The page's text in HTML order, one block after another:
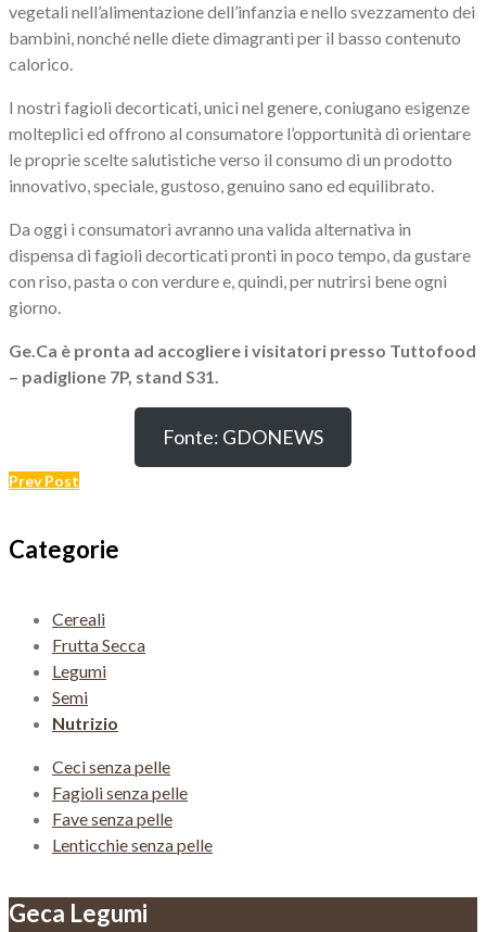
vegetali nell’alimentazione dell’infanzia e nello svezzamento dei
bambini, nonché nelle diete dimagranti per il basso contenuto
calorico.
I nostri fagioli decorticati, unici nel genere, coniugano esigenze
molteplici ed offrono al consumatore l’opportunità di orientare
le proprie scelte salutistiche verso il consumo di un prodotto
innovativo, speciale, gustoso, genuino sano ed equilibrato.
Da oggi i consumatori avranno una valida alternativa in
dispensa di fagioli decorticati pronti in poco tempo, da gustare
con riso, pasta o con verdure e, quindi, per nutrirsi bene ogni
giorno.
Ge.Ca è pronta ad accogliere i visitatori presso Tuttofood
– padiglione 7P, stand S31.
Fonte: GDONEWS
Navigazione
Prev Post
Categorie
Cereali
Frutta Secca
Legumi
Semi
Nutrizio
Ceci senza pelle
Fagioli senza pelle
Fave senza pelle
Lenticchie senza pelle
Geca Legumi